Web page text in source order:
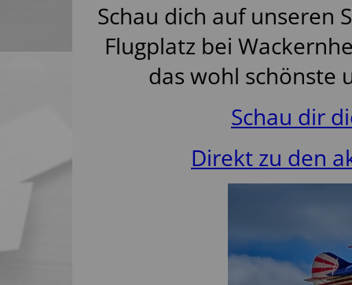
Schau dich auf unseren
Flugplatz bei
das wohl schönste
Schau dir
Direkt zu den